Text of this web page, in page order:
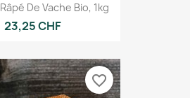
De Vache Bio, 1kg
23,25 CHF
favorite_border